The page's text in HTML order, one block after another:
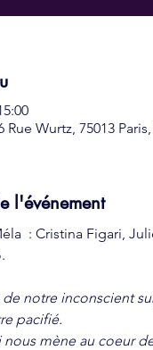
Rue Wurtz, 75013
l'événement
: Cristina Figari,
notre inconscient
pacifié.
mène au coeur